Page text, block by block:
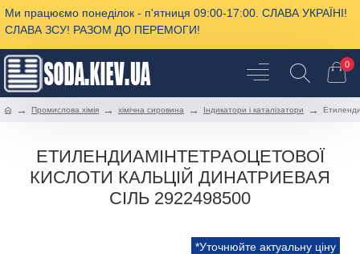
Ми працюємо понеділок - п'ятниця 09:00-17:00. СЛАВА УКРАЇНІ!
СЛАВА ЗСУ! РАЗОМ ДО ПЕРЕМОГИ!
0
Промислова хімія хімічна сировина Індикатори і каталізатори
ЕТИЛЕНДИАМІНТЕТРАОЦЕТОВОЇ
КИСЛОТИ КАЛЬЦІЙ ДИНАТРИЕВАЯ
СІЛЬ 2922498500
*Уточнюйте актуальну ціну